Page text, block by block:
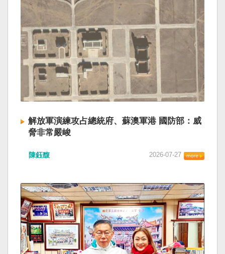
解放軍演練攻占總統府、蘇澳軍港 國防部：威
脅非常嚴峻
陳鈺馥 2026-07-27